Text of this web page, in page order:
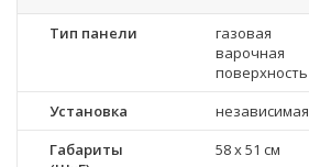
Тип панели
газовая
варочная
поверхность
Установка
независимая
Габариты
58 x 51 см